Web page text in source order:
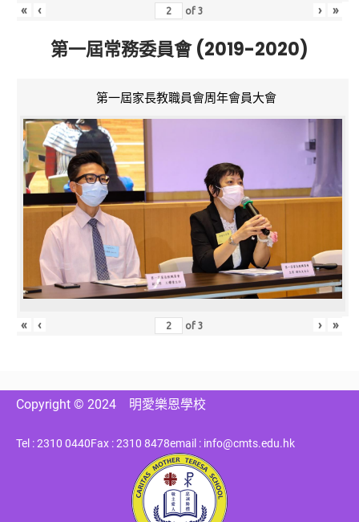
« ‹ of3 › »
第一屆常務委員會 (2019-2020)
第一屆家長教職員會周年會員大會
« ‹ of3 › »
Copyright © 2024 明愛樂恩學校
Tel : 2310 0440Fax : 2310 8478email : info@cmts.edu.hk